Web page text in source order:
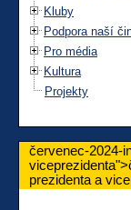
Kluby
Podpora naší
Pro média
Kultura
Projekty
červenec-2024-
prezidenta a